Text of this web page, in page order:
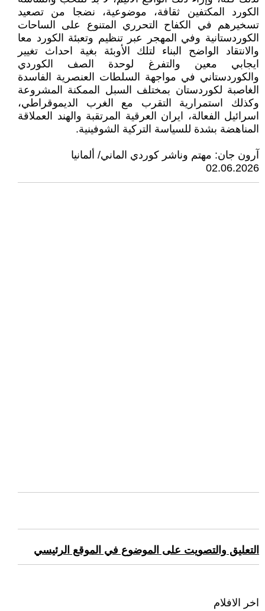
الكورد المكتفين ثقافة، موضوعية، نضجا من تصعيد
تسخيرهم في الكفاح التحرري المتنوع على الساحات
الكوردستانية وفي المهجر عبر تنظيم وتعبئة الكورد معا
والانتقاد الواضح البناء لتلك الأوبئة بغية احداث تغيير
ايجابي معين والتفرغ لوحدة الصف الكوردي
والكوردستاني في مواجهة السلطات العنصرية الفاسدة
الغاصبة لكوردستان بمختلف السبل الممكنة المشروعة
وكذلك استمرارية التقرب مع الغرب الديموقراطي،
اسرائيل الفعالة، ايران العرقية المرتقبة والهند العملاقة
المناهضة بشدة للسياسة التركية الشوفينية.
آرون جان: مهتم وناشر كوردي الماني/ ألمانيا
02.06.2026
التعليق والتصويت على الموضوع في الموقع الرئيسي
اخر الافلام